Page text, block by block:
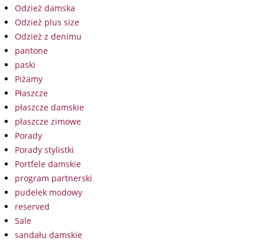
Odzież damska
Odzież plus size
Odzież z denimu
pantone
paski
Piżamy
Płaszcze
płaszcze damskie
płaszcze zimowe
Porady
Porady stylistki
Portfele damskie
program partnerski
pudelek modowy
reserved
Sale
sandału damskie